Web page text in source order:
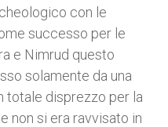
con le
successo per le
e Nimrud questo
solamente da una
totale disprezzo per la
non si era ravvisato in